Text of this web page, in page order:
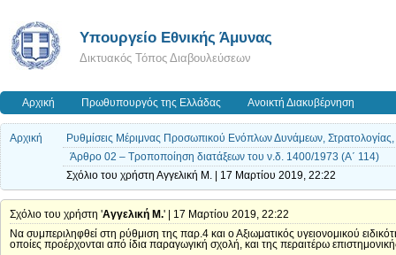
Υπουργείο Εθνικής Άμυνας
Δικτυακός Τόπος Διαβουλεύσεων
Αρχική Πρωθυπουργός της Ελλάδας Ανοικτή Διακυβέρνηση
Αρχική
Ρυθμίσεις Μέριμνας Προσωπικού Ενόπλων Δυνάμεων, Στρατολογίας,
Άρθρο 02 – Τροποποίηση διατάξεων του ν.δ. 1400/1973 (Α΄ 114)
Σχόλιο του χρήστη Αγγελική Μ. | 17 Μαρτίου 2019, 22:22
Σχόλιο του χρήστη 'Αγγελική Μ.' | 17 Μαρτίου 2019, 22:22
Να συμπεριληφθεί στη ρύθμιση της παρ.4 και ο Αξιωματικός υγειονομικού
οποίες προέρχονται από ίδια παραγωγική σχολή, και της περαιτέρω